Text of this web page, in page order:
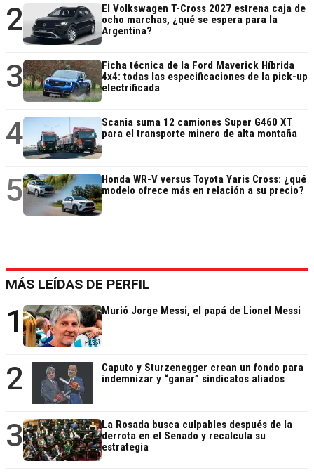
2
El Volkswagen T-Cross 2027 estrena caja de
ocho marchas, ¿qué se espera para la
Argentina?
3
Ficha técnica de la Ford Maverick Híbrida
4x4: todas las especificaciones de la pick-up
electrificada
4
Scania suma 12 camiones Super G460 XT
para el transporte minero de alta montaña
5
Honda WR-V versus Toyota Yaris Cross: ¿qué
modelo ofrece más en relación a su precio?
MÁS LEÍDAS DE PERFIL
1 Murió Jorge Messi, el papá de Lionel Messi
2
Caputo y Sturzenegger crean un fondo para
indemnizar y “ganar” sindicatos aliados
3
La Rosada busca culpables después de la
derrota en el Senado y recalcula su
estrategia